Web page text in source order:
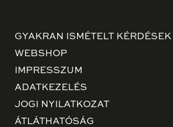
GYAKRAN ISMÉTELT KÉRDÉSEK
WEBSHOP
IMPRESSZUM
ADATKEZELÉS
JOGI NYILATKOZAT
ÁTLÁTHATÓSÁG